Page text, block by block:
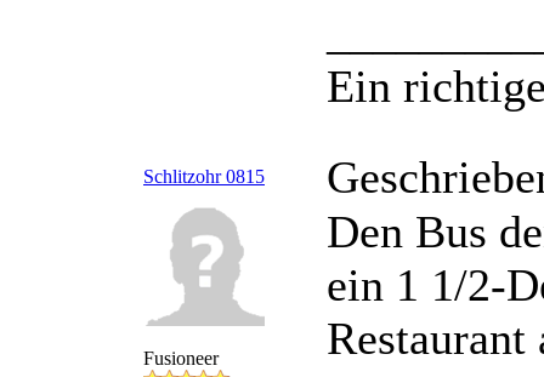
Ein
Schlitzohr 0815
Fusioneer
Den Bus
ein 1 1/2-